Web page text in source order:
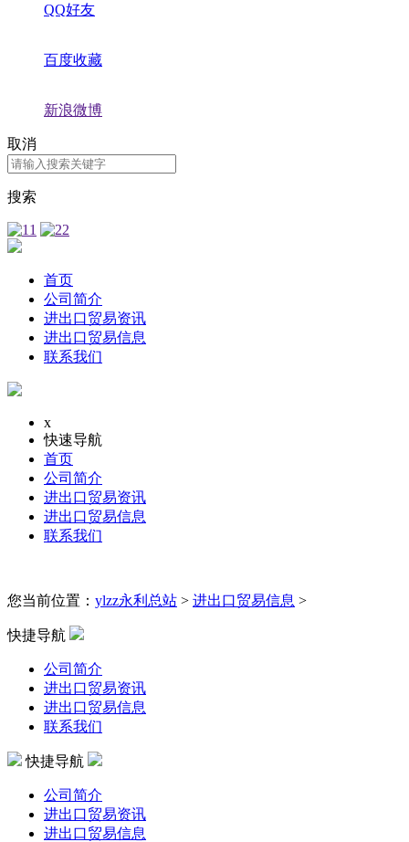
QQ好友
百度收藏
新浪微博
取消
搜索
首页
公司简介
进出口贸易资讯
进出口贸易信息
联系我们
x
快速导航
首页
公司简介
进出口贸易资讯
进出口贸易信息
联系我们
您当前位置： ylzz永利总站 > 进出口贸易信息 >
快捷导航
公司简介
进出口贸易资讯
进出口贸易信息
联系我们
快捷导航
公司简介
进出口贸易资讯
进出口贸易信息